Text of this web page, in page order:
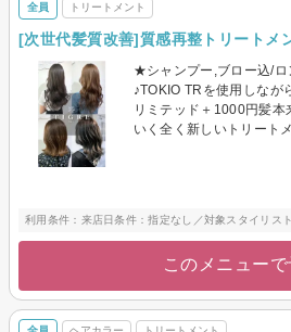
全員 トリートメント
[次世代髪質改善]質感再整トリートメ
★シャンプー,ブロー込/
♪TOKIO TRを使用しな
リミテッド＋1000円髪本
いく全く新しいトリート
利用条件：来店日条件：指定なし／対象スタイリス
このメニューで